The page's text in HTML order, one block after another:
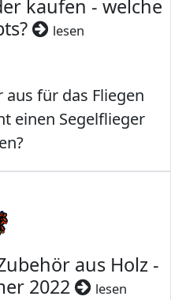
kaufen - welche
lesen
für das Fliegen
einen Segelflieger
aus Holz -
2022
lesen